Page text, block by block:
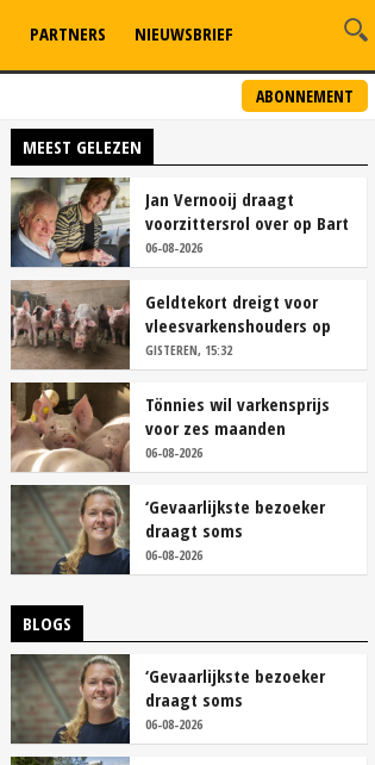
ABONNEMENT
PARTNERS NIEUWSBRIEF
MEEST GELEZEN
Jan Vernooij draagt
voorzittersrol over op Bart
Camps
06-08-2026
Geldtekort dreigt voor
vleesvarkenshouders op
vrije markt
GISTEREN, 15:32
Tönnies wil varkensprijs
voor zes maanden
vastleggen
06-08-2026
‘Gevaarlijkste bezoeker
draagt soms
overschoenen’
06-08-2026
BLOGS
‘Gevaarlijkste bezoeker
draagt soms
overschoenen’
06-08-2026